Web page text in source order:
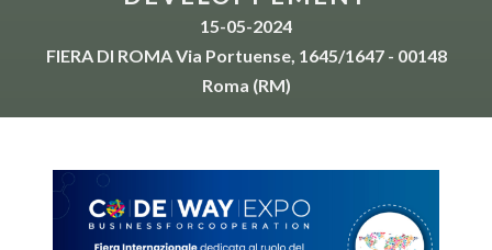
15-05-2024
FIERA DI ROMA Via Portuense, 1645/1647 - 00148
Roma (RM)